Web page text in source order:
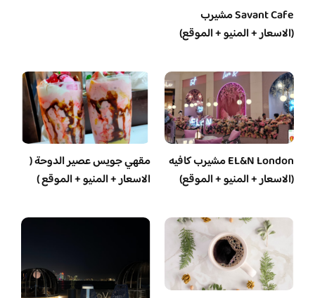
Savant Cafe مشيرب
(الاسعار + المنيو + الموقع)
EL&N London مشيرب كافيه
(الاسعار + المنيو + الموقع)
مقهي جويس عصير الدوحة (
الاسعار + المنيو + الموقع )